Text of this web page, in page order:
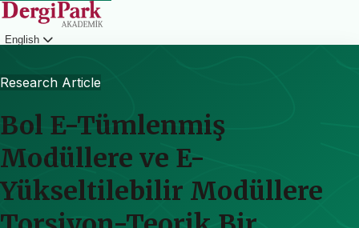
English
Research Article
Bol E-Tümlenmiş
Modüllere ve E-
Yükseltilebilir Modüllere